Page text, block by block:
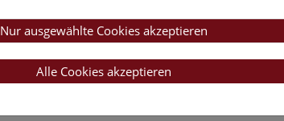
Nur ausgewählte Cookies akzeptieren
Alle Cookies akzeptieren